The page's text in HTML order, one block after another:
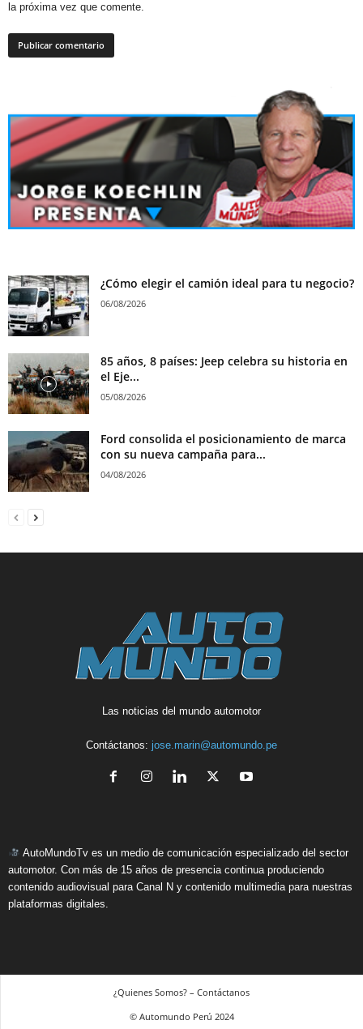
la próxima vez que comente.
¿Cómo elegir el camión ideal para tu negocio?
06/08/2026
85 años, 8 países: Jeep celebra su historia en
el Eje...
05/08/2026
Ford consolida el posicionamiento de marca
con su nueva campaña para...
04/08/2026
Las noticias del mundo automotor
Contáctanos: jose.marin@automundo.pe
AutoMundoTv es un medio de comunicación especializado del sector
automotor. Con más de 15 años de presencia continua produciendo
contenido audiovisual para Canal N y contenido multimedia para nuestras
plataformas digitales.
¿Quienes Somos? – Contáctanos
© Automundo Perú 2024